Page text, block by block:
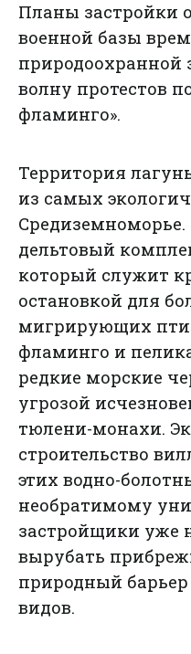
Планы застройки
военной базы
природоохранной
волну протестов
фламинго».
Территория
из самых
дельтовый
который служит
остановкой для
мигрирующих
фламинго и
редкие морские
угрозой
тюлени-монахи.
строительство
этих водно-
необратимому
застройщики уже
вырубать
природный
видов.